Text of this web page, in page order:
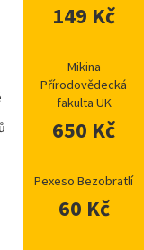
149 Kč
Mikina
Přírodovědecká
fakulta UK
650 Kč
Pexeso Bezobratlí
60 Kč